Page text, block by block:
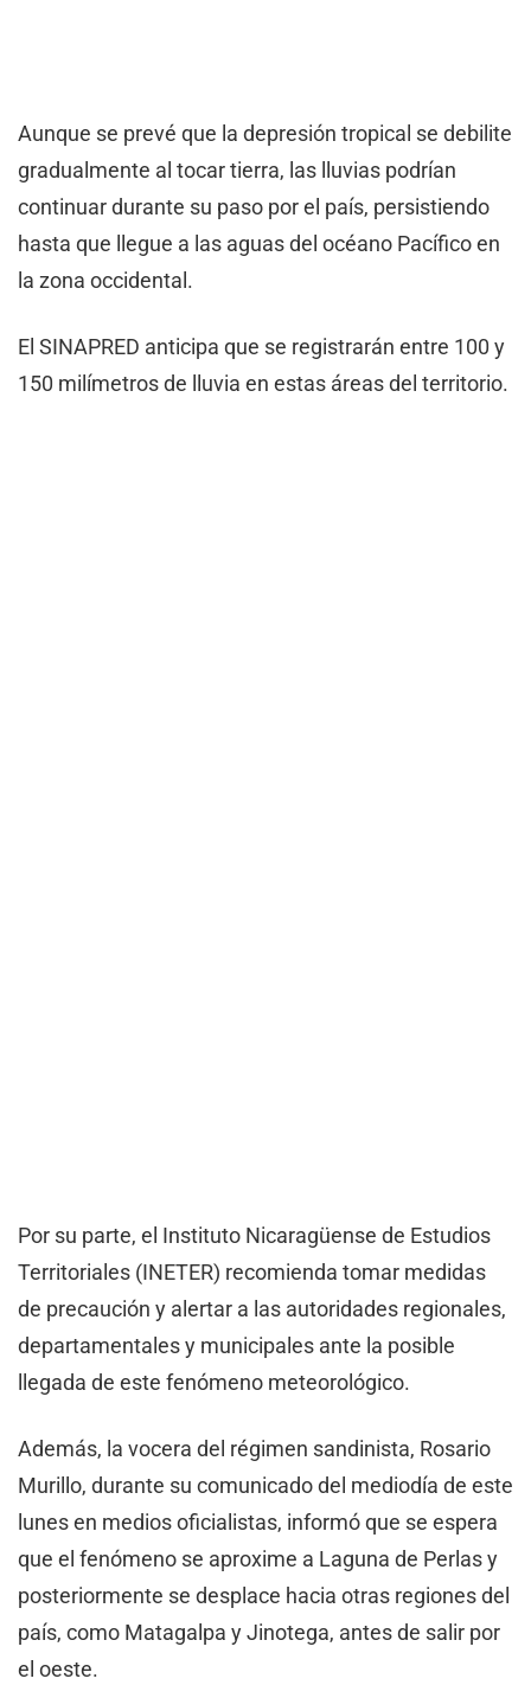
Aunque se prevé que la depresión tropical se debilite
gradualmente al tocar tierra, las lluvias podrían
continuar durante su paso por el país, persistiendo
hasta que llegue a las aguas del océano Pacífico en
la zona occidental.
El SINAPRED anticipa que se registrarán entre 100 y
150 milímetros de lluvia en estas áreas del territorio.
Por su parte, el Instituto Nicaragüense de Estudios
Territoriales (INETER) recomienda tomar medidas
de precaución y alertar a las autoridades regionales,
departamentales y municipales ante la posible
llegada de este fenómeno meteorológico.
Además, la vocera del régimen sandinista, Rosario
Murillo, durante su comunicado del mediodía de este
lunes en medios oficialistas, informó que se espera
que el fenómeno se aproxime a Laguna de Perlas y
posteriormente se desplace hacia otras regiones del
país, como Matagalpa y Jinotega, antes de salir por
el oeste.